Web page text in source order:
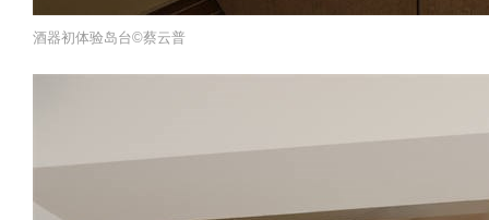
酒器初体验岛台©️蔡云普